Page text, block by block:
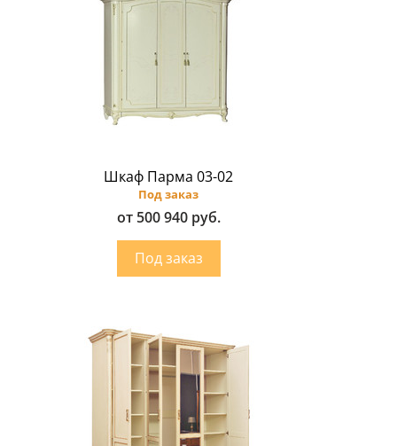
Шкаф Парма 03-02
Под заказ
от 500 940 руб.